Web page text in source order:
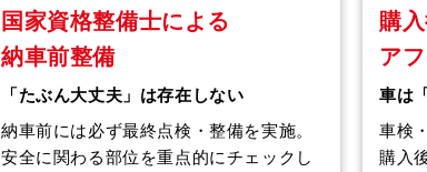
国家資格整備士による
納車前整備
「たぶん大丈夫」は存在しない
納車前には必ず最終点検・整備を実施。
安全に関わる部位を重点的にチェックし
購
ア
車は
車検
購入